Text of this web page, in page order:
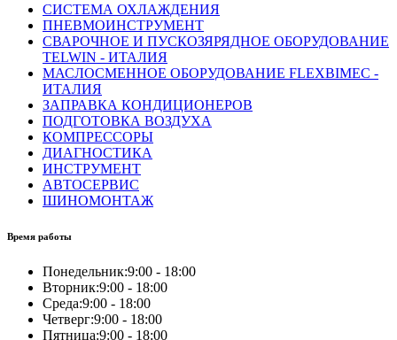
СИСТЕМА ОХЛАЖДЕНИЯ
ПНЕВМОИНСТРУМЕНТ
СВАРОЧНОЕ И ПУСКОЗЯРЯДНОЕ ОБОРУДОВАНИЕ
TELWIN - ИТАЛИЯ
МАСЛОСМЕННОЕ ОБОРУДОВАНИЕ FLEXBIMEC -
ИТАЛИЯ
ЗАПРАВКА КОНДИЦИОНЕРОВ
ПОДГОТОВКА ВОЗДУХА
КОМПРЕССОРЫ
ДИАГНОСТИКА
ИНСТРУМЕНТ
АВТОСЕРВИС
ШИНОМОНТАЖ
Время работы
Понедельник:9:00 - 18:00
Вторник:9:00 - 18:00
Среда:9:00 - 18:00
Четверг:9:00 - 18:00
Пятница:9:00 - 18:00